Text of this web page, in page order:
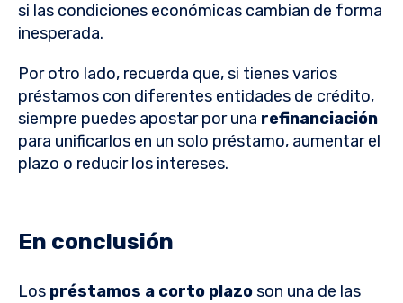
si las condiciones económicas cambian de forma
inesperada.
Por otro lado, recuerda que, si tienes varios
préstamos con diferentes entidades de crédito,
siempre puedes apostar por una refinanciación
para unificarlos en un solo préstamo, aumentar el
plazo o reducir los intereses.
En conclusión
Los préstamos a corto plazoson una de las